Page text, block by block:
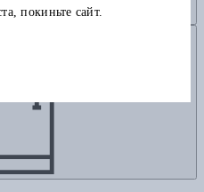
покиньте сайт.